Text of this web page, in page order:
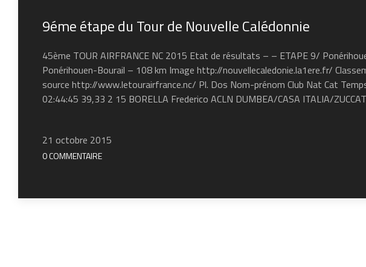
9éme étape du Tour de Nouvelle Calédonnie
45ème TOUR AIRFRANCE NC 2015 Etat de résultats – – ETAPE 9/
Ponérihouen-Bourail – 108 km Image http://nouvellecaledonie.la1ere.fr/
source http://www.letourairfrance.nc/ Pl. Dos Nom-prénom Club Nat Cat
02:44:45 39,33 2 15 BORELLA Frederico ACLN DUMBEA/CASA ITALIA/
21 octobre 2015
0 COMMENTAIRE